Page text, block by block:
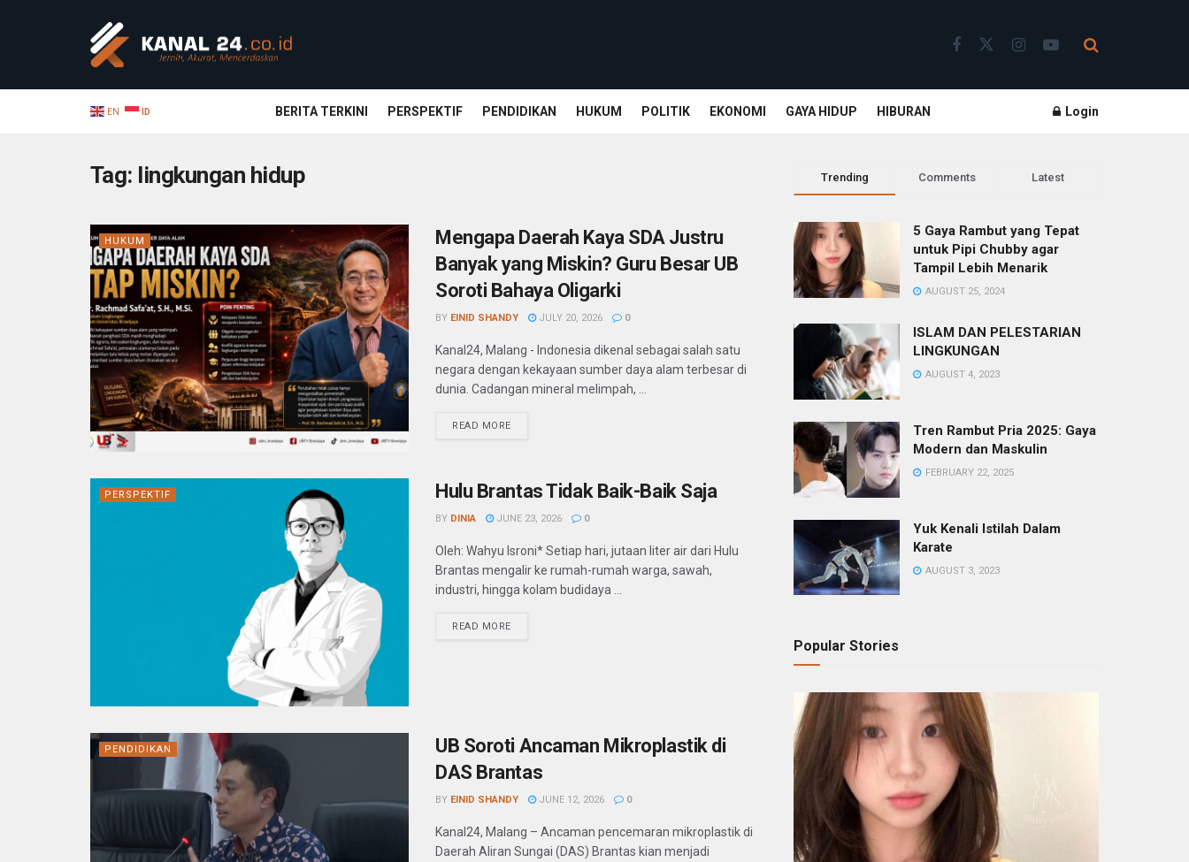
EN ID BERITA TERKINI PERSPEKTIF PENDIDIKAN HUKUM POLITIK EKONOMI GAYA HIDUP HIBURAN Login
Tag: lingkungan hidup
HUKUM
Mengapa Daerah Kaya SDA Justru
Banyak yang Miskin? Guru Besar UB
Soroti Bahaya Oligarki
BY EINID SHANDY JULY 20, 2026 0
Kanal24, Malang - Indonesia dikenal sebagai salah satu
negara dengan kekayaan sumber daya alam terbesar di
dunia. Cadangan mineral melimpah, ...
READ MORE
PERSPEKTIF Hulu Brantas Tidak Baik-Baik Saja
BY DINIA JUNE 23, 2026 0
Oleh: Wahyu Isroni* Setiap hari, jutaan liter air dari Hulu
Brantas mengalir ke rumah-rumah warga, sawah,
industri, hingga kolam budidaya ...
READ MORE
PENDIDIKAN
UB Soroti Ancaman Mikroplastik di
DAS Brantas
BY EINID SHANDY JUNE 12, 2026 0
Kanal24, Malang – Ancaman pencemaran mikroplastik di
Daerah Aliran Sungai (DAS) Brantas kian menjadi
Trending Comments Latest
5 Gaya Rambut yang Tepat
untuk Pipi Chubby agar
Tampil Lebih Menarik
AUGUST 25, 2024
ISLAM DAN PELESTARIAN
LINGKUNGAN
AUGUST 4, 2023
Tren Rambut Pria 2025: Gaya
Modern dan Maskulin
FEBRUARY 22, 2025
Yuk Kenali Istilah Dalam
Karate
AUGUST 3, 2023
Popular Stories